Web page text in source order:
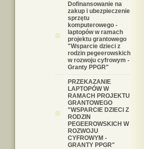
Dofinansowanie na
zakup i ubezpieczenie
sprzętu
komputerowego -
laptopów w ramach
projektu grantowego
"Wsparcie dzieci z
rodzin pegeerowskich
w rozwoju cyfrowym -
Granty PPGR"
PRZEKAZANIE
LAPTOPÓW W
RAMACH PROJEKTU
GRANTOWEGO
"WSPARCIE DZIECI Z
RODZIN
PEGEEROWSKICH W
ROZWOJU
CYFROWYM -
GRANTY PPGR"